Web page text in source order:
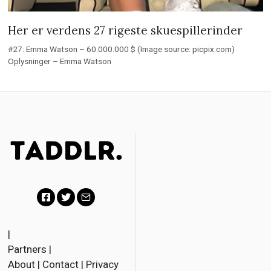
Her er verdens 27 rigeste skuespillerinder
#27: Emma Watson – 60.000.000 $ (Image source: picpix.com)
Oplysninger – Emma Watson
|
Partners |
About | Contact | Privacy